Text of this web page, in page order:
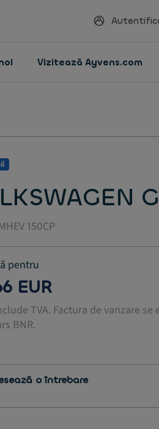
Vizitează Ayvens.com
150CP
pentru
EUR
TVA. Factura de vanzare se
BNR.
o întrebare